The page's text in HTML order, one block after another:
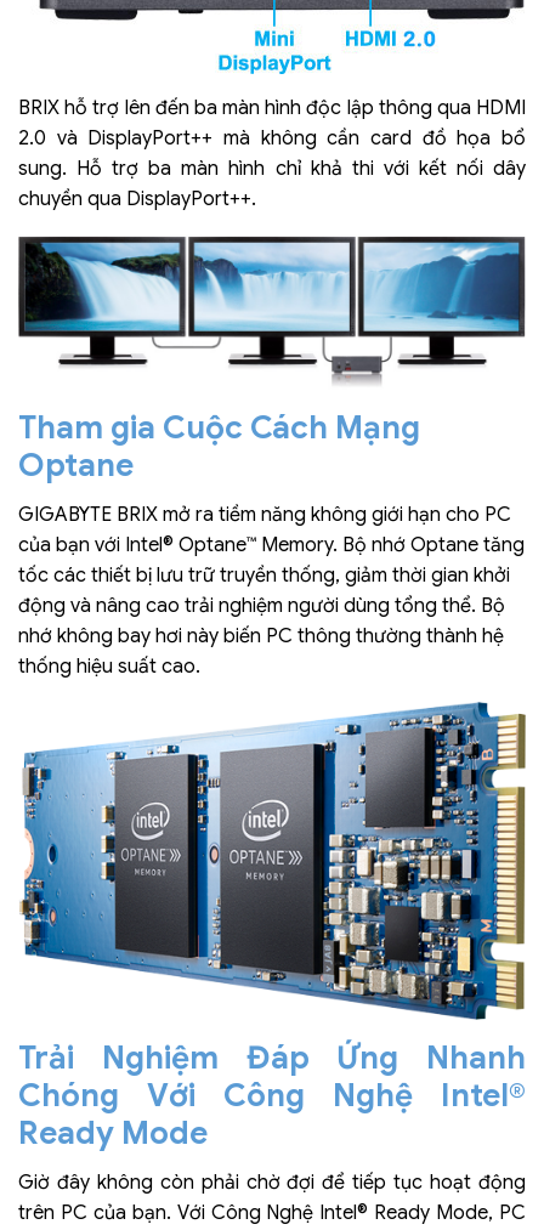
BRIX hỗ trợ lên đến ba màn hình độc lập thông qua HDMI
2.0 và DisplayPort++ mà không cần card đồ họa bổ
sung. Hỗ trợ ba màn hình chỉ khả thi với kết nối dây
chuyền qua DisplayPort++.
Tham gia Cuộc Cách Mạng
Optane
GIGABYTE BRIX mở ra tiềm năng không giới hạn cho PC
của bạn với Intel® Optane™ Memory. Bộ nhớ Optane tăng
tốc các thiết bị lưu trữ truyền thống, giảm thời gian khởi
động và nâng cao trải nghiệm người dùng tổng thể. Bộ
nhớ không bay hơi này biến PC thông thường thành hệ
thống hiệu suất cao.
Trải Nghiệm Đáp Ứng Nhanh
Chóng Với Công Nghệ Intel®
Ready Mode
Giờ đây không còn phải chờ đợi để tiếp tục hoạt động
trên PC của bạn. Với Công Nghệ Intel® Ready Mode, PC